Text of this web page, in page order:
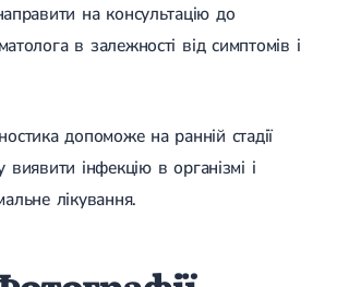
на консультацію до
в залежності від симптомів і
допоможе на ранній стадії
виявити інфекцію в організмі і
лікування.